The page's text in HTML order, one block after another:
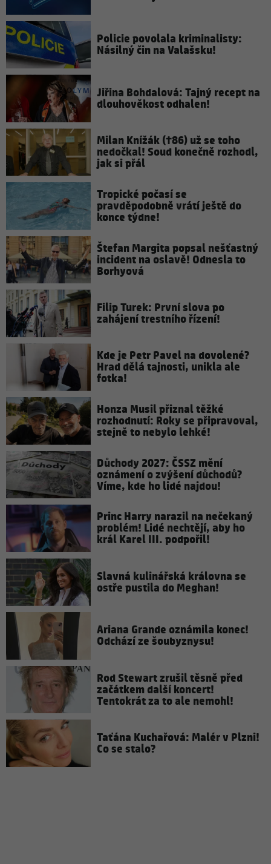
Policie povolala kriminalisty:
Násilný čin na Valašsku!
Jiřina Bohdalová: Tajný recept na
dlouhověkost odhalen!
Milan Knížák (†86) už se toho
nedočkal! Soud konečně rozhodl,
jak si přál
Tropické počasí se
pravděpodobně vrátí ještě do
konce týdne!
Štefan Margita popsal nešťastný
incident na oslavě! Odnesla to
Borhyová
Filip Turek: První slova po
zahájení trestního řízení!
Kde je Petr Pavel na dovolené?
Hrad dělá tajnosti, unikla ale
fotka!
Honza Musil přiznal těžké
rozhodnutí: Roky se připravoval,
stejně to nebylo lehké!
Důchody 2027: ČSSZ mění
oznámení o zvýšení důchodů?
Víme, kde ho lidé najdou!
Princ Harry narazil na nečekaný
problém! Lidé nechtějí, aby ho
král Karel III. podpořil!
Slavná kulinářská královna se
ostře pustila do Meghan!
Ariana Grande oznámila konec!
Odchází ze šoubyznysu!
Rod Stewart zrušil těsně před
začátkem další koncert!
Tentokrát za to ale nemohl!
Taťána Kuchařová: Malér v Plzni!
Co se stalo?